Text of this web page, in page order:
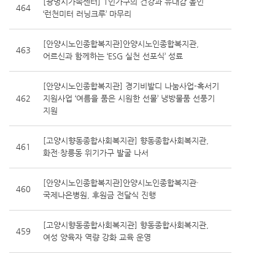
464
‘런천미터 러닝크루’ 마무리
463
[안양시노인종합복지관]안양시노인종합복지관,
어르신과 함께하는 ‘ESG 실천 선포식’ 성료
462
[안양시노인종합복지관] 경기비발디 나눔사업-혹서기
지원사업 ‘여름을 품은 시원한 선물’ 냉방물품 선풍기
지원
461
[고양시향동종합사회복지관] 향동종합사회복지관,
화전·창릉동 위기가구 발굴 나서
460
[안양시노인종합복지관]안양시노인종합복지관·
국제나은병원, 후원금 전달식 진행
459
[고양시향동종합사회복지관] 향동종합사회복지관,
여성 양육자 역량 강화 교육 운영